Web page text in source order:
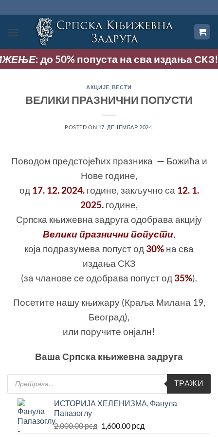
на
садржај
попуста на сва издања СКЗ! Акција
АКЦИЈЕ ВЕСТИ
ВЕЛИКИ ПРАЗНИЧНИ ПОПУСТИ
POSTED ON 17. ДЕЦЕМБАР 2024.
Поводом предстојећих празника — Божића и
Нове године,
од 17. 12. 2024.године, закључно са 12. 1.
2025. године,
Српска књижевна задруга одобрава акцију
Велики празнични попусти
која подразумева попуст од 30% на сва
издања СКЗ
(за чланове се одобрава попуст од 35%).
Посетите нашу књижару (Краља Милана 19,
Београд),
или поручите онјалн!
Ваша Српска књижевна задруга
Products
search
ТРАЖИ
ИСТОРИЈА ХЕЛЕНИЗМА, Фанула
Папазоглу
2,000.00рсд Оригинална
1,600.00 рсдТренутна